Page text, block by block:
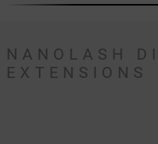
NANOLASH
EXTENSIONS